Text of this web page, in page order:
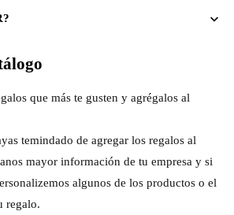
que más te gusten y agrégalos al
temindado de agregar los regalos al
mayor información de tu empresa y si
algunos de los productos o el
regalo.